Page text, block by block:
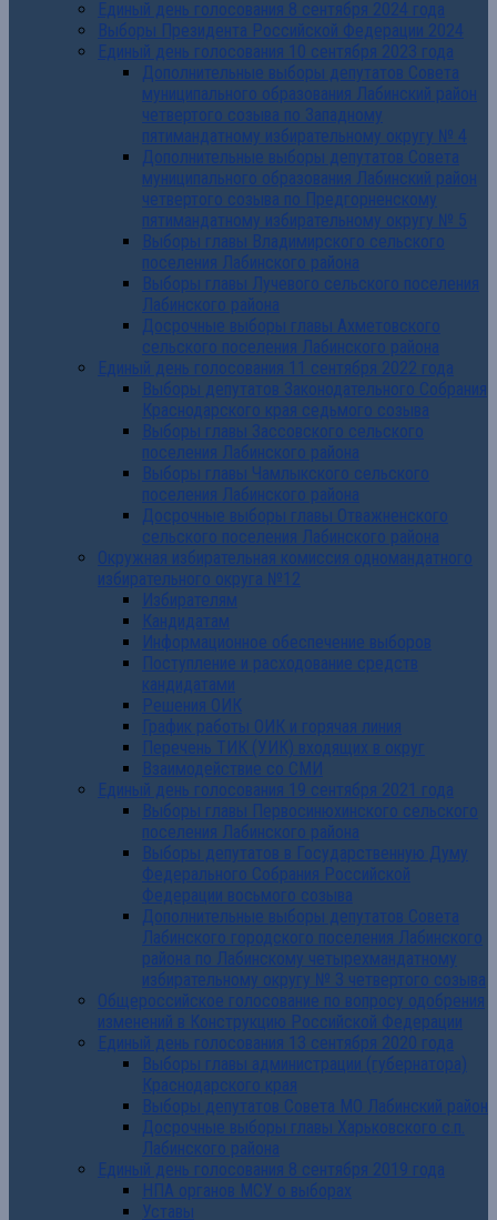
Единый день голосования 8 сентября 2024 года
Выборы Президента Российской Федерации 2024
Единый день голосования 10 сентября 2023 года
Дополнительные выборы депутатов Совета
муниципального образования Лабинский район
четвертого созыва по Западному
пятимандатному избирательному округу № 4
Дополнительные выборы депутатов Совета
муниципального образования Лабинский район
четвертого созыва по Предгорненскому
пятимандатному избирательному округу № 5
Выборы главы Владимирского сельского
поселения Лабинского района
Выборы главы Лучевого сельского поселения
Лабинского района
Досрочные выборы главы Ахметовского
сельского поселения Лабинского района
Единый день голосования 11 сентября 2022 года
Выборы депутатов Законодательного Собрания
Краснодарского края седьмого созыва
Выборы главы Зассовского сельского
поселения Лабинского района
Выборы главы Чамлыкского сельского
поселения Лабинского района
Досрочные выборы главы Отважненского
сельского поселения Лабинского района
Окружная избирательная комиссия одномандатного
избирательного округа №12
Избирателям
Кандидатам
Информационное обеспечение выборов
Поступление и расходование средств
кандидатами
Решения ОИК
График работы ОИК и горячая линия
Перечень ТИК (УИК) входящих в округ
Взаимодействие со СМИ
Единый день голосования 19 сентября 2021 года
Выборы главы Первосинюхинского сельского
поселения Лабинского района
Выборы депутатов в Государственную Думу
Федерального Собрания Российской
Федерации восьмого созыва
Дополнительные выборы депутатов Совета
Лабинского городского поселения Лабинского
района по Лабинскому четырехмандатному
избирательному округу № 3 четвертого созыва
Общероссийское голосование по вопросу одобрения
изменений в Конструкцию Российской Федерации
Единый день голосования 13 сентября 2020 года
Выборы главы администрации (губернатора)
Краснодарского края
Выборы депутатов Совета МО Лабинский район
Досрочные выборы главы Харьковского с.п.
Лабинского района
Единый день голосования 8 сентября 2019 года
НПА органов МСУ о выборах
Уставы